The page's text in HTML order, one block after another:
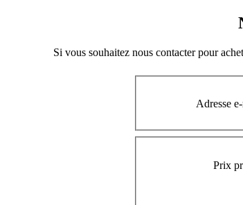
Si vous souhaitez nous contacter pour
Adresse
Prix